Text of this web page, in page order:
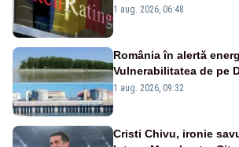
„BBB-” cu perspectivă
1 aug. 2026, 06:48
România în alertă
Vulnerabilitatea de pe
în pericol Centrala
1 aug. 2026, 09:32
Cristi Chivu, ironie